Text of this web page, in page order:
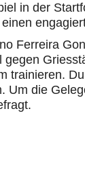
in der
Ferreira
trainieren.
Um die